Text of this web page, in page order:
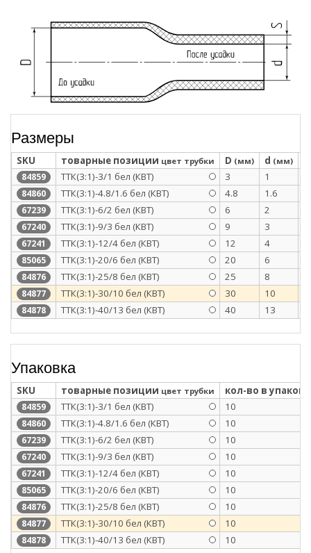
Размеры
SKU товарные позиции цвет трубки D (мм) d (мм)
84859 ТТК(3:1)-3/1 бел (КВТ) 3 1
84860 ТТК(3:1)-4.8/1.6 бел (КВТ) 4.8 1.6
67239 ТТК(3:1)-6/2 бел (КВТ) 6 2
67240 ТТК(3:1)-9/3 бел (КВТ) 9 3
67241 ТТК(3:1)-12/4 бел (КВТ) 12 4
85065 ТТК(3:1)-20/6 бел (КВТ) 20 6
84876 ТТК(3:1)-25/8 бел (КВТ) 25 8
84877 ТТК(3:1)-30/10 бел (КВТ) 30 10
84878 ТТК(3:1)-40/13 бел (КВТ) 40 13
Упаковка
SKU товарные позиции цвет трубки кол-во в
84859 ТТК(3:1)-3/1 бел (КВТ) 10
84860 ТТК(3:1)-4.8/1.6 бел (КВТ) 10
67239 ТТК(3:1)-6/2 бел (КВТ) 10
67240 ТТК(3:1)-9/3 бел (КВТ) 10
67241 ТТК(3:1)-12/4 бел (КВТ) 10
85065 ТТК(3:1)-20/6 бел (КВТ) 10
84876 ТТК(3:1)-25/8 бел (КВТ) 10
84877 ТТК(3:1)-30/10 бел (КВТ) 10
84878 ТТК(3:1)-40/13 бел (КВТ) 10